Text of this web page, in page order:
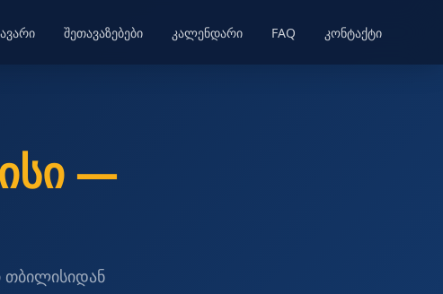
შეთავაზებები კალენდარი FAQ კონტაქტი
—
თბილისიდან